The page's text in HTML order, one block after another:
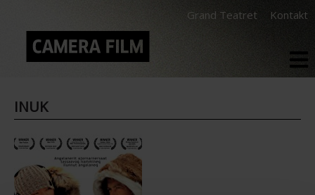
Grand Teatret Kontakt
INUK